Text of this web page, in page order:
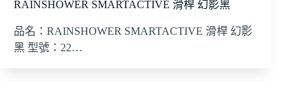
RAINSHOWER SMARTACTIVE 滑桿 幻影黑
品名：RAINSHOWER SMARTACTIVE 滑桿 幻影
黑 型號：22…